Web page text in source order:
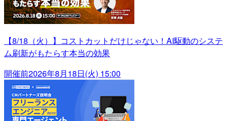
【8/18（火）】コストカットだけじゃない！AI駆動のシステ
ム刷新がもたらす本当の効果
開催前2026年8月18日(火) 15:00